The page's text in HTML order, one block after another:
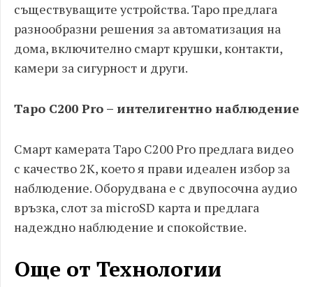
съществуващите устройства. Tapo предлага
разнообразни решения за автоматизация на
дома, включително смарт крушки, контакти,
камери за сигурност и други.
Tapo C200 Pro – интелигентно наблюдение
Смарт камерата Tapo C200 Pro предлага видео
с качество 2K, което я прави идеален избор за
наблюдение. Оборудвана е с двупосочна аудио
връзка, слот за microSD карта и предлага
надеждно наблюдение и спокойствие.
Още от Технологии